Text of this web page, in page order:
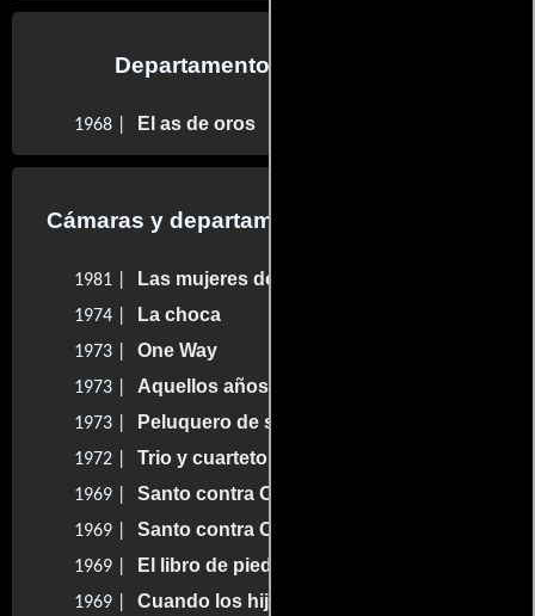
Departamento de maquillaje
1968 | El as de oros
Cámaras y departamento de electricidad
1981 | Las mujeres de Jeremías
1974 | La choca
1973 | One Way
1973 | Aquellos años
1973 | Peluquero de señoras
1972 | Trio y cuarteto
1969 | Santo contra Capulina
1969 | Santo contra Capulina
1969 | El libro de piedra
1969 | Cuando los hijos se van